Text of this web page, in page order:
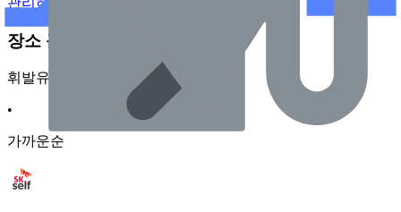
장소 근처 주유소
휘발유
•
가까운순